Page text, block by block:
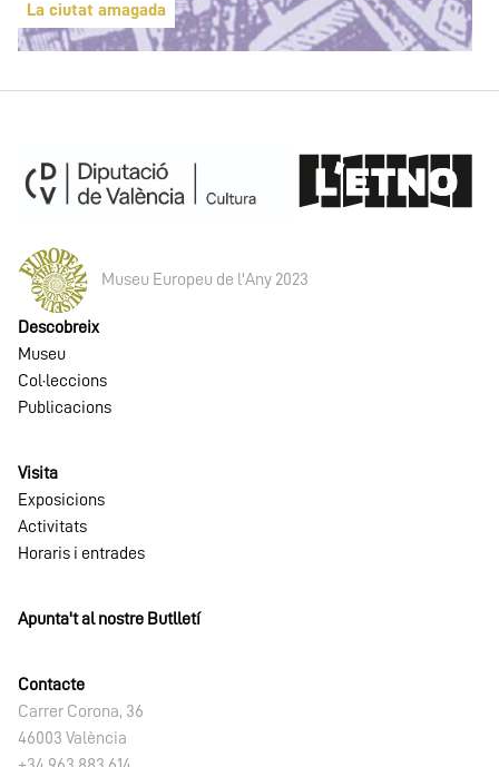
La ciutat amagada
Museu Europeu de l'Any 2023
Descobreix
Museu
Col·leccions
Publicacions
Visita
Exposicions
Activitats
Horaris i entrades
Apunta't al nostre Butlletí
Contacte
Carrer Corona, 36
46003 València